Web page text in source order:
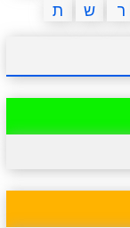
מצא הבדלים
חדשות
ר ש ת